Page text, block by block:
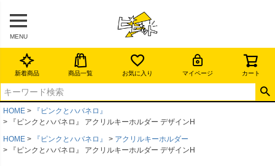
MENU
新着商品 商品一覧 お気に入り マイページ カート
HOME
『ピンクとハバネロ』
『ピンクとハバネロ』 アクリルキーホルダー デザインH
HOME
『ピンクとハバネロ』
アクリルキーホルダー
『ピンクとハバネロ』 アクリルキーホルダー デザインH